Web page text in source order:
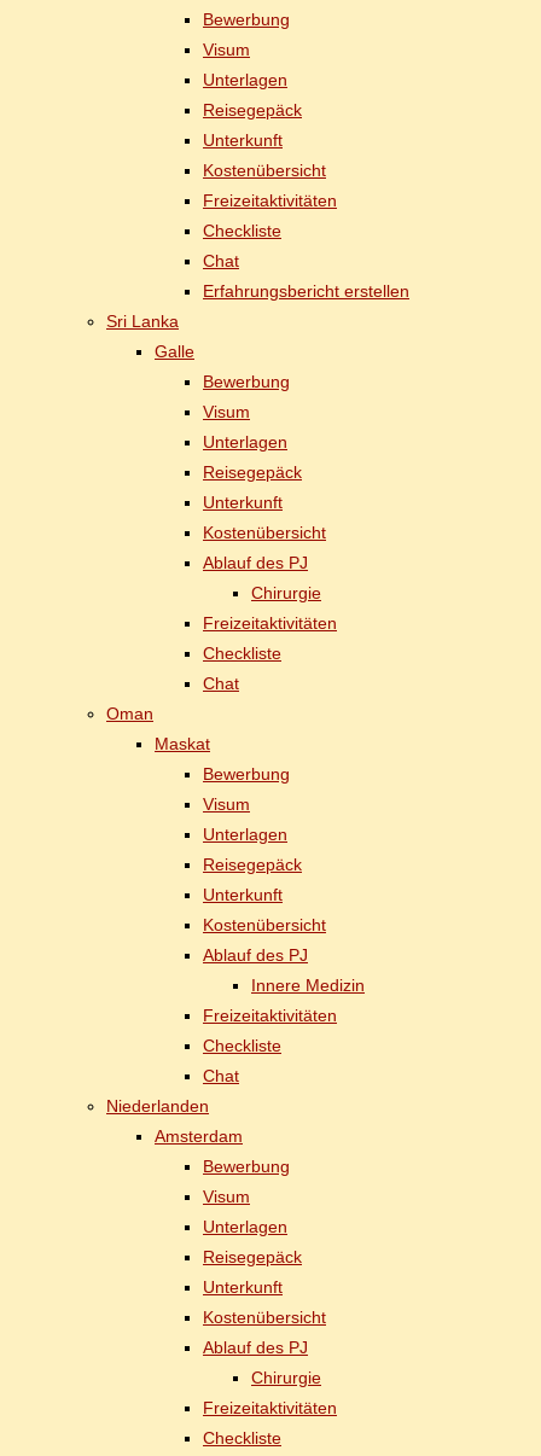
Be­wer­bung
Vi­sum
Un­ter­la­gen
Rei­se­ge­päck
Un­ter­kunft
Kos­ten­über­sicht
Frei­zeit­ak­ti­vi­tä­ten
Check­lis­te
Chat
Er­fah­rungs­be­richt erstellen
Sri Lan­ka
Gal­le
Be­wer­bung
Vi­sum
Un­ter­la­gen
Rei­se­ge­päck
Un­ter­kunft
Kos­ten­über­sicht
Ab­lauf des PJ
Chir­ur­gie
Frei­zeit­ak­ti­vi­tä­ten
Check­lis­te
Chat
Oman
Mas­kat
Be­wer­bung
Vi­sum
Un­ter­la­gen
Rei­se­ge­päck
Un­ter­kunft
Kos­ten­über­sicht
Ab­lauf des PJ
In­ne­re Medizin
Frei­zeit­ak­ti­vi­tä­ten
Check­lis­te
Chat
Nie­der­lan­den
Ams­ter­dam
Be­wer­bung
Vi­sum
Un­ter­la­gen
Rei­se­ge­päck
Un­ter­kunft
Kos­ten­über­sicht
Ab­lauf des PJ
Chir­ur­gie
Frei­zeit­ak­ti­vi­tä­ten
Check­lis­te